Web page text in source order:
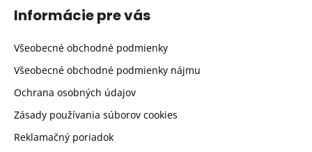
Informácie pre vás
Všeobecné obchodné podmienky
Všeobecné obchodné podmienky nájmu
Ochrana osobných údajov
Zásady používania súborov cookies
Reklamačný poriadok